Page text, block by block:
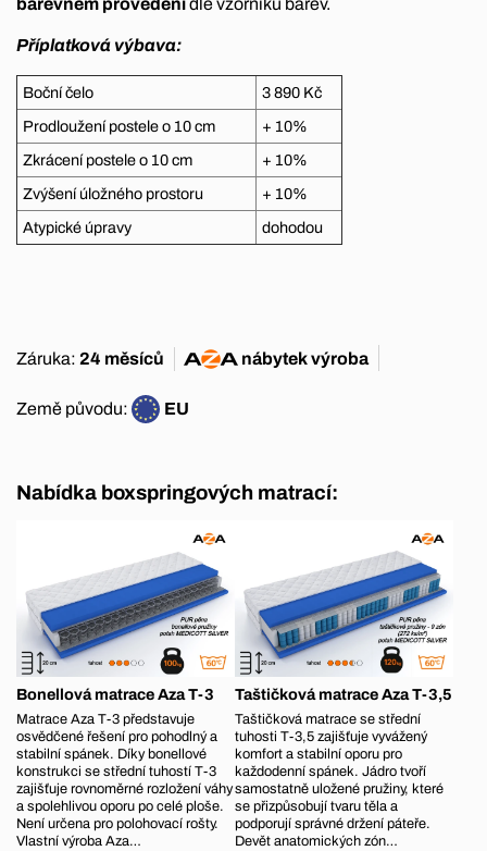
barevném provedenídle vzorníku barev.
Příplatková výbava:
Boční čelo
3 890 Kč
Prodloužení postele o 10 cm
+ 10%
Zkrácení postele o 10 cm
+ 10%
Zvýšení úložného prostoru
+ 10%
Atypické úpravy
dohodou
Záruka: 24 měsíců nábytekvýroba
Země původu: EU
Nabídka boxspringových matrací:
Bonellová matrace Aza T-3
Matrace Aza T-3 představuje
osvědčené řešení pro pohodlný a
stabilní spánek. Díky bonellové
konstrukci se střední tuhostí T-3
zajišťuje rovnoměrné rozložení váhy
a spolehlivou oporu po celé ploše.
Není určena pro polohovací rošty.
Vlastní výroba Aza…
Taštičková matrace Aza T-3,5
Taštičková matrace se střední
tuhosti T-3,5 zajišťuje vyvážený
komfort a stabilní oporu pro
každodenní spánek. Jádro tvoří
samostatně uložené pružiny, které
se přizpůsobují tvaru těla a
podporují správné držení páteře.
Devět anatomických zón…